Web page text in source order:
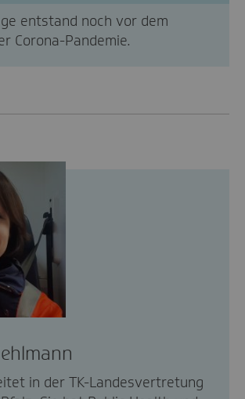
entstand noch vor dem
Corona-Pandemie.
in der TK-Landesvertretung